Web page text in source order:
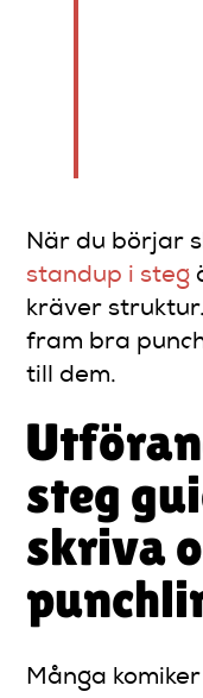
När du börjar
standup i steg
kräver
fram bra
till dem.
steg
skriva
Många